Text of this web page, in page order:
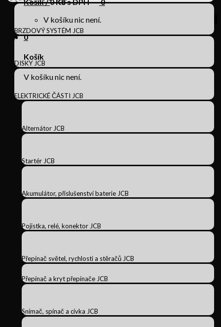
V košíku nic není.
0
Košík
V košíku nic není.
BRZDOVÝ SYSTÉM JCB
DISKY JCB
ELEKTRICKÉ ČÁSTI JCB
Alternátor JCB
Startér JCB
Akumulátor, příslušenství baterie JCB
Pojistka, relé, konektor JCB
Přepínač světel, rychlosti a stěračů JCB
Přepínač a kryt přepínače JCB
Snímač, spínač a cívka JCB